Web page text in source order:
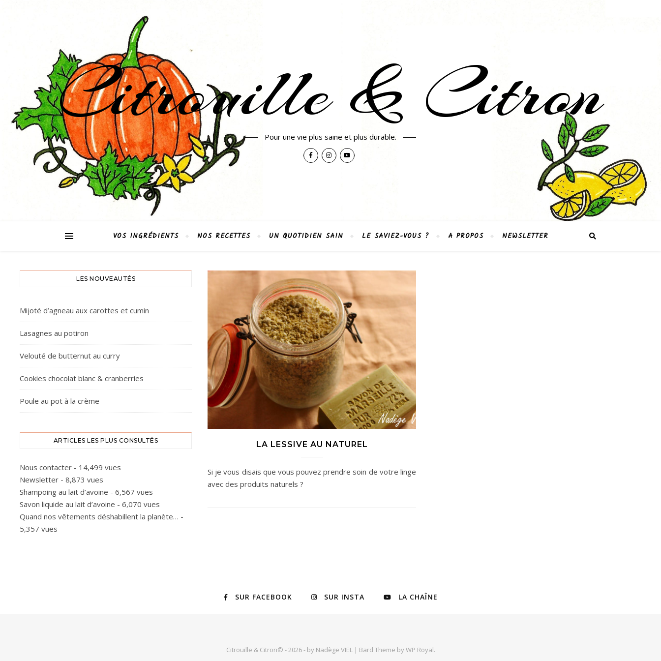
Citrouille & Citron
Pour une vie plus saine et plus durable.
VOS INGRÉDIENTS NOS RECETTES UN QUOTIDIEN SAIN LE SAVIEZ-VOUS ? A PROPOS NEWSLETTER
LES NOUVEAUTÉS
Mijoté d’agneau aux carottes et cumin
Lasagnes au potiron
Velouté de butternut au curry
Cookies chocolat blanc & cranberries
Poule au pot à la crème
ARTICLES LES PLUS CONSULTÉS
Nous contacter - 14,499 vues
Newsletter - 8,873 vues
Shampoing au lait d’avoine - 6,567 vues
Savon liquide au lait d’avoine - 6,070 vues
Quand nos vêtements déshabillent la planète… -
5,357 vues
LA LESSIVE AU NATUREL
Si je vous disais que vous pouvez prendre soin de votre linge
avec des produits naturels ?
SUR FACEBOOK SUR INSTA LA CHAÎNE
Citrouille & Citron© - 2026 - by Nadège VIEL | Bard Theme byWP Royal.